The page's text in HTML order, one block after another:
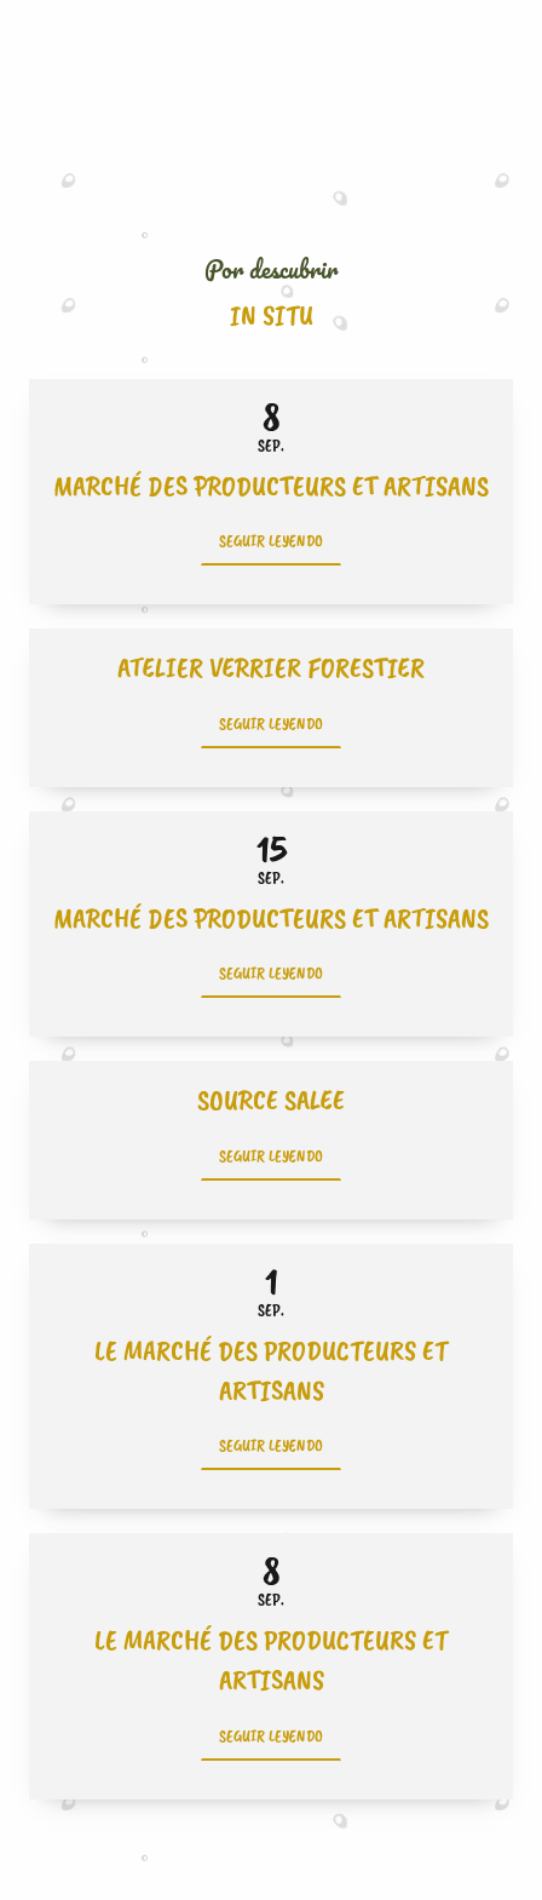
Por descubrir
IN SITU
8
SEP.
MARCHÉ DES PRODUCTEURS ET ARTISANS
SEGUIR LEYENDO
ATELIER VERRIER FORESTIER
SEGUIR LEYENDO
15
SEP.
MARCHÉ DES PRODUCTEURS ET ARTISANS
SEGUIR LEYENDO
SOURCE SALEE
SEGUIR LEYENDO
1
SEP.
LE MARCHÉ DES PRODUCTEURS ET
ARTISANS
SEGUIR LEYENDO
8
SEP.
LE MARCHÉ DES PRODUCTEURS ET
ARTISANS
SEGUIR LEYENDO